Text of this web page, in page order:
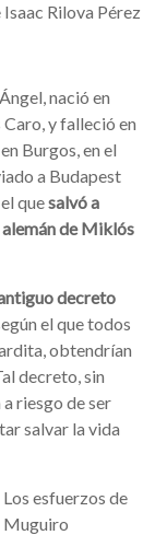
Rilova Pérez
nació en
y falleció en
Burgos, en el
a Budapest
quesalvó a
de Miklós
decreto
el que todos
obtendrían
decreto, sin
riesgo de ser
salvar la vida
Los esfuerzos de
Muguiro